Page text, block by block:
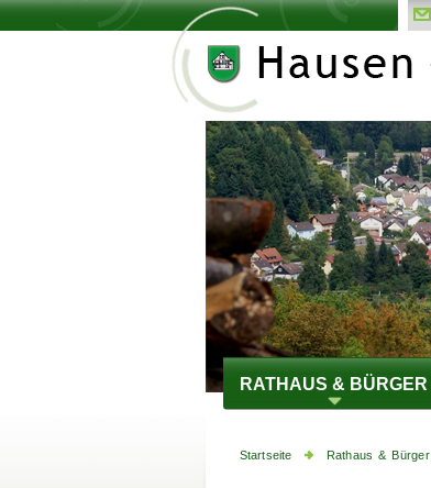
RATHAUS & BÜRGER
Startseite Rathaus & Bürger